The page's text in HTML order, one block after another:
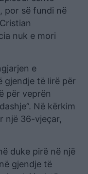
por së fundi në
nuk e mori
e
gjendje të lirë për
për veprën
Në kërkim
një 36-vjeçar,
duke pirë në një
gjendje të